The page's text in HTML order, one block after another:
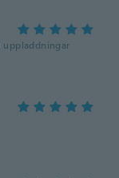
uppladdningar